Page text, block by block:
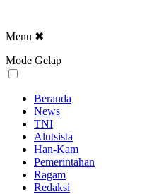
Menu ✖
Mode Gelap
Beranda
News
TNI
Alutsista
Han-Kam
Pemerintahan
Ragam
Redaksi